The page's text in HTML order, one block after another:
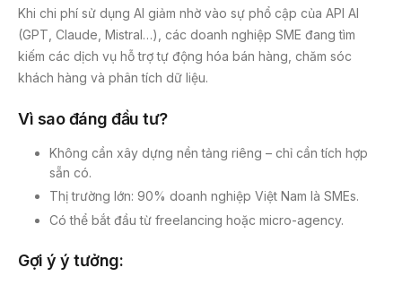
Khi chi phí sử dụng AI giảm nhờ vào sự phổ cập của API AI
(GPT, Claude, Mistral…), các doanh nghiệp SME đang tìm
kiếm các dịch vụ hỗ trợ tự động hóa bán hàng, chăm sóc
khách hàng và phân tích dữ liệu.
Vì sao đáng đầu tư?
Không cần xây dựng nền tảng riêng – chỉ cần tích hợp
sẵn có.
Thị trường lớn: 90% doanh nghiệp Việt Nam là SMEs.
Có thể bắt đầu từ freelancing hoặc micro-agency.
Gợi ý ý tưởng: